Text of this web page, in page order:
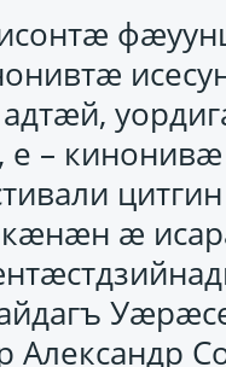
е –
ӕ
Александр